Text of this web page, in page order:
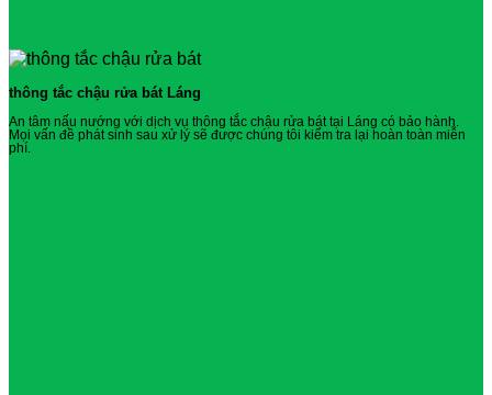
thông tắc chậu rửa bát Láng
An tâm nấu nướng với dịch vụ thông tắc chậu rửa bát tại Láng có bảo hành.
Mọi vấn đề phát sinh sau xử lý sẽ được chúng tôi kiểm tra lại hoàn toàn miễn
phí.